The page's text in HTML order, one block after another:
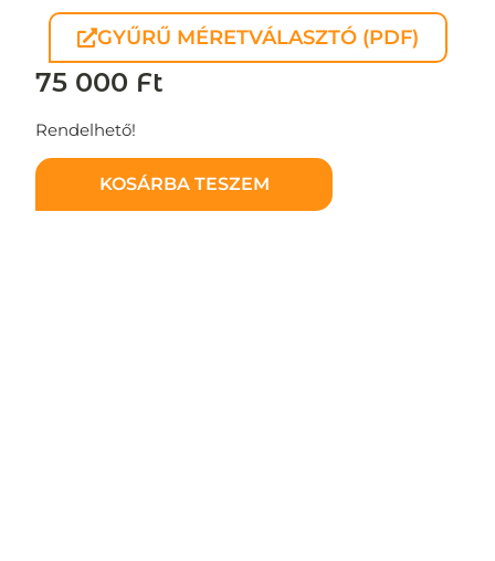
GYŰRŰ MÉRETVÁLASZTÓ (PDF)
75 000 Ft
Rendelhető!
KOSÁRBA TESZEM